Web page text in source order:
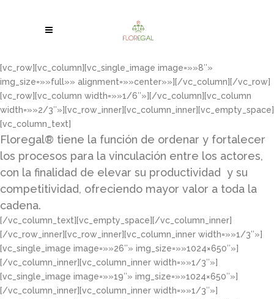
[vc_row][vc_column][vc_single_image image=»»8″»
img_size=»»full»» alignment=»»center»»][/vc_column][/vc_row]
[vc_row][vc_column width=»»1/6″»][/vc_column][vc_column
width=»»2/3″»][vc_row_inner][vc_column_inner][vc_empty_space]
[vc_column_text]
Floregal® tiene la función de ordenar y fortalecer
los procesos para la vinculación entre los actores,
con la finalidad de elevar su productividad y su
competitividad, ofreciendo mayor valor a toda la
cadena.
[/vc_column_text][vc_empty_space][/vc_column_inner]
[/vc_row_inner][vc_row_inner][vc_column_inner width=»»1/3″»]
[vc_single_image image=»»26″» img_size=»»1024×650″»]
[/vc_column_inner][vc_column_inner width=»»1/3″»]
[vc_single_image image=»»19″» img_size=»»1024×650″»]
[/vc_column_inner][vc_column_inner width=»»1/3″»]